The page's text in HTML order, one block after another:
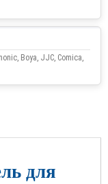
Boya, JJC, Comica,
для